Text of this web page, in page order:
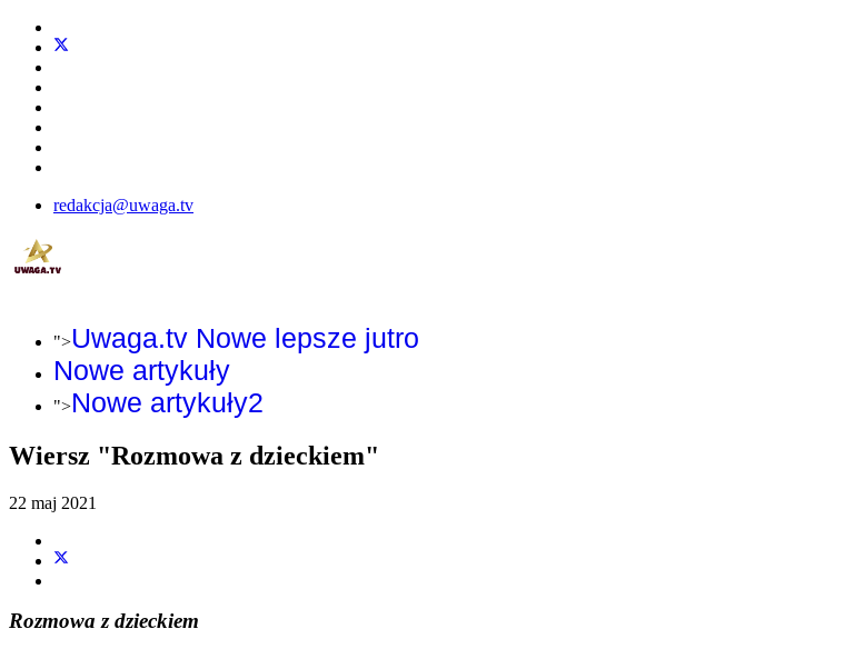
redakcja@uwaga.tv
">Uwaga.tv Nowe lepsze jutro
Nowe artykuły
">Nowe artykuły2
Wiersz "Rozmowa z dzieckiem"
22 maj 2021
Rozmowa z dzieckiem